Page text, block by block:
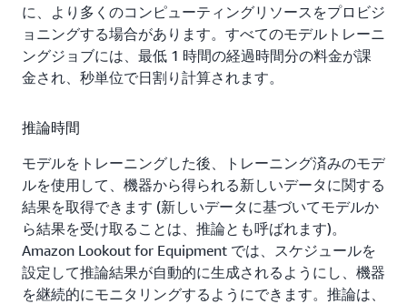
に、より多くのコンピューティングリソースをプロビジ
ョニングする場合があります。すべてのモデルトレーニ
ングジョブには、最低 1 時間の経過時間分の料金が課
金され、秒単位で日割り計算されます。
推論時間
モデルをトレーニングした後、トレーニング済みのモデ
ルを使用して、機器から得られる新しいデータに関する
結果を取得できます (新しいデータに基づいてモデルか
ら結果を受け取ることは、推論とも呼ばれます)。
Amazon Lookout for Equipment では、スケジュールを
設定して推論結果が自動的に生成されるようにし、機器
を継続的にモニタリングするようにできます。推論は、